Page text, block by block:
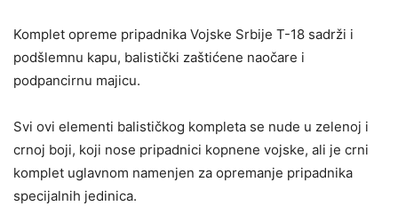
Komplet opreme pripadnika Vojske Srbije T-18 sadrži i
podšlemnu kapu, balistički zaštićene naočare i
podpancirnu majicu.
Svi ovi elementi balističkog kompleta se nude u zelenoj i
crnoj boji, koji nose pripadnici kopnene vojske, ali je crni
komplet uglavnom namenjen za opremanje pripadnika
specijalnih jedinica.